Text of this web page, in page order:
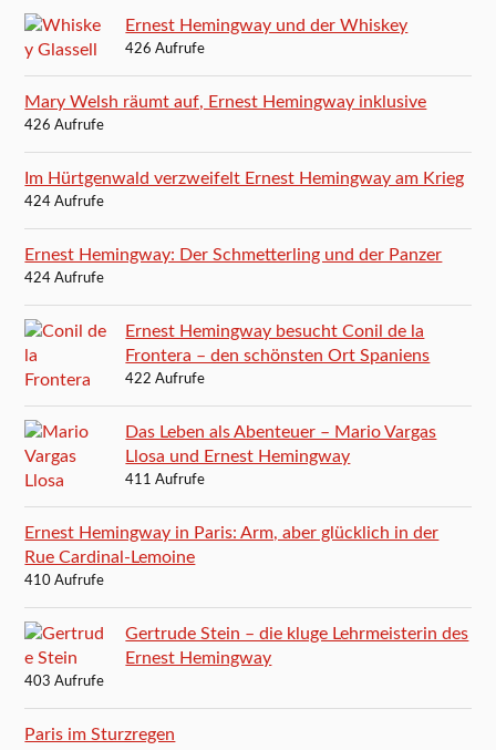
Ernest Hemingway und der Whiskey
426 Aufrufe
Mary Welsh räumt auf, Ernest Hemingway inklusive
426 Aufrufe
Im Hürtgenwald verzweifelt Ernest Hemingway am Krieg
424 Aufrufe
Ernest Hemingway: Der Schmetterling und der Panzer
424 Aufrufe
Ernest Hemingway besucht Conil de la
Frontera – den schönsten Ort Spaniens
422 Aufrufe
Das Leben als Abenteuer – Mario Vargas
Llosa und Ernest Hemingway
411 Aufrufe
Ernest Hemingway in Paris: Arm, aber glücklich in der
Rue Cardinal-Lemoine
410 Aufrufe
Gertrude Stein – die kluge Lehrmeisterin des
Ernest Hemingway
403 Aufrufe
Paris im Sturzregen